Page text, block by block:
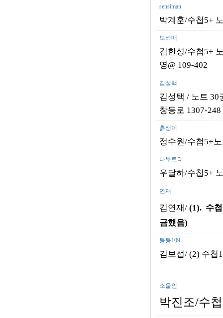
sensiman
박계훈/수첩5+
보라매
김한성/수첩5+
영@ 109-402
김성택
김성택 / 노트 30
창동로 1307-248
흙쟁이
정수원/수첩5+
나무트리
우달하/수첩5+
연재
김연재/(1). 수
금했음)
붕붕109
김보섭/ (2) 수첩
소울인
박진조/수